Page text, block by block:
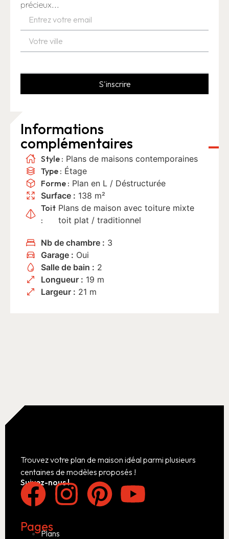
précieux...
S'inscrire
Informations
complémentaires
Style : Plans de maisons contemporaines
Type : Étage
Forme : Plan en L / Déstructurée
Surface : 138 m²
Toit
:
Plans de maison avec toiture mixte
toit plat / traditionnel
Nb de chambre : 3
Garage : Oui
Salle de bain : 2
Longueur : 19 m
Largeur : 21 m
Trouvez votre plan de maison idéal parmi plusieurs
centaines de modèles proposés !
Suivez-nous !
Pages
Plans